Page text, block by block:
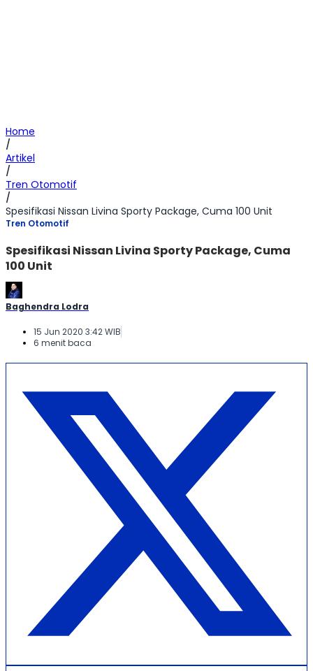
Home
/
Artikel
/
Tren Otomotif
/
Spesifikasi Nissan Livina Sporty Package, Cuma 100 Unit
Tren Otomotif
Spesifikasi Nissan Livina Sporty Package, Cuma
100 Unit
Baghendra Lodra
15 Jun 2020 3:42 WIB
6 menit baca